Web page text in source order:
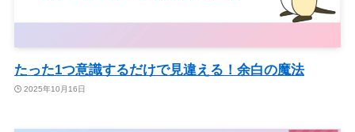
たった1つ意識するだけで見違える！余白の魔法
2025年10月16日